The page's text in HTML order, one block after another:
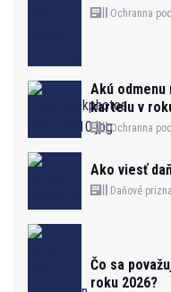
Ochranna
Akú
kartelu v
Ochranna
Ako viesť
Daňové
Čo sa
roku 2026?